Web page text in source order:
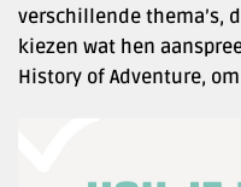
verschillende thema’s,
kiezen wat hen
History of Adventure,